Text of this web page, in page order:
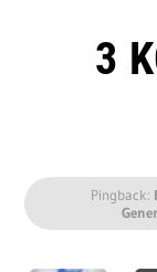
3
Pingback: